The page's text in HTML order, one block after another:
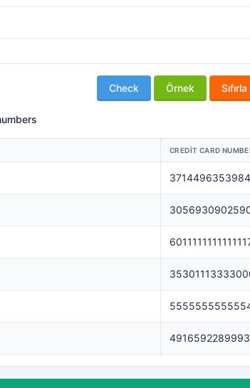
Check Örnek Sıfırla
CREDIT CARD